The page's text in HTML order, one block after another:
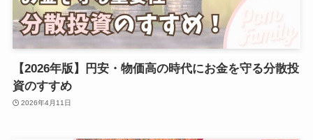
【2026年版】円安・物価高の時代にお金を守る分散投
資のすすめ
2026年4月11日